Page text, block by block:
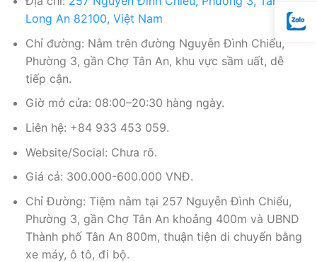
Long An 82100, Việt Nam
Chỉ đường: Nằm trên đường Nguyễn Đình Chiểu,
Phường 3, gần Chợ Tân An, khu vực sầm uất, dễ
tiếp cận.
Giờ mở cửa: 08:00–20:30 hàng ngày.
Liên hệ: +84 933 453 059.
Website/Social: Chưa rõ.
Giá cả: 300.000-600.000 VNĐ.
Chỉ Đường: Tiệm nằm tại 257 Nguyễn Đình Chiểu,
Phường 3, gần Chợ Tân An khoảng 400m và UBND
Thành phố Tân An 800m, thuận tiện di chuyển bằng
xe máy, ô tô, đi bộ.